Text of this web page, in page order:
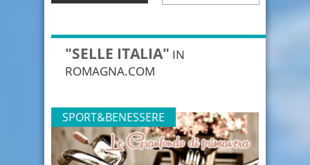
"SELLE ITALIA" IN
ROMAGNA.COM
SPORT&BENESSERE